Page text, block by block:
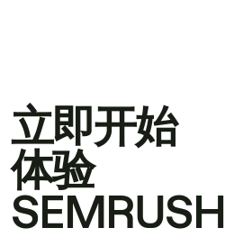
立即开始
体验
SEMRUSH